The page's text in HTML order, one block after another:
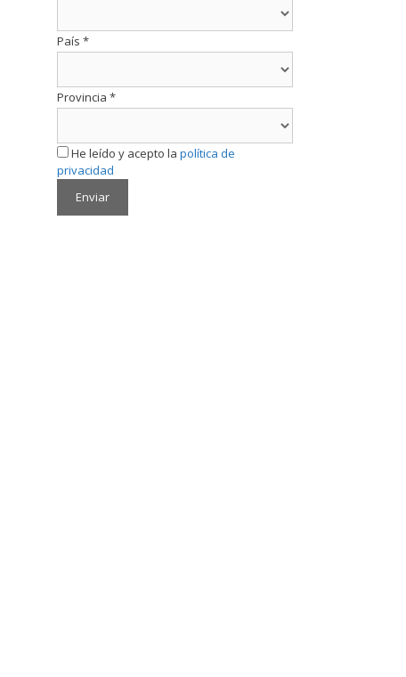
País *
Provincia *
He leído y acepto la política de
privacidad